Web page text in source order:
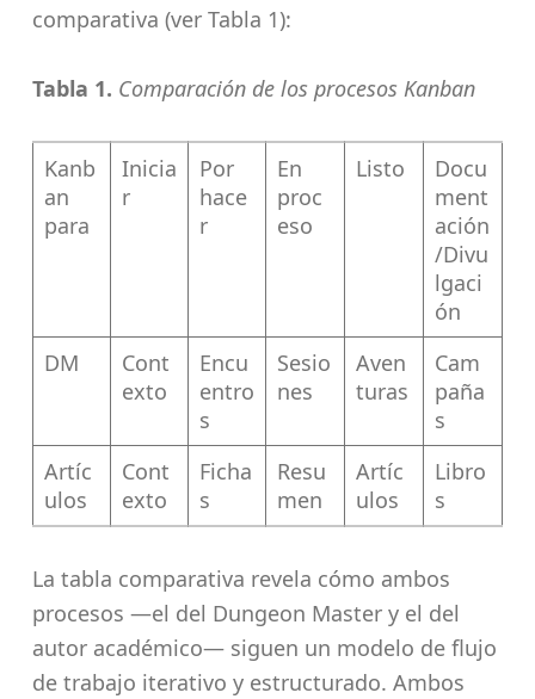
comparativa (ver Tabla 1):
Tabla 1. Comparación de los procesos Kanban
Kanb
an
para
Inicia
r
Por
hace
r
En
proc
eso
Listo
Docu
ment
ación
/Divu
lgaci
ón
DM
Cont
exto
Encu
entro
s
Sesio
nes
Aven
turas
Cam
paña
s
Artíc
ulos
Cont
exto
Ficha
s
Resu
men
Artíc
ulos
Libro
s
La tabla comparativa revela cómo ambos
procesos —el del Dungeon Master y el del
autor académico— siguen un modelo de flujo
de trabajo iterativo y estructurado. Ambos